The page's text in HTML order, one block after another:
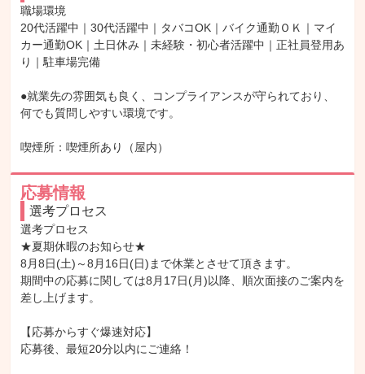
職場環境
20代活躍中｜30代活躍中｜タバコOK｜バイク通勤ＯＫ｜マイ
カー通勤OK｜土日休み｜未経験・初心者活躍中｜正社員登用あ
り｜駐車場完備
●就業先の雰囲気も良く、コンプライアンスが守られており、
何でも質問しやすい環境です。
喫煙所：喫煙所あり（屋内）
応募情報
選考プロセス
選考プロセス
★夏期休暇のお知らせ★
8月8日(土)～8月16日(日)まで休業とさせて頂きます。
期間中の応募に関しては8月17日(月)以降、順次面接のご案内を
差し上げます。
【応募からすぐ爆速対応】
応募後、最短20分以内にご連絡！